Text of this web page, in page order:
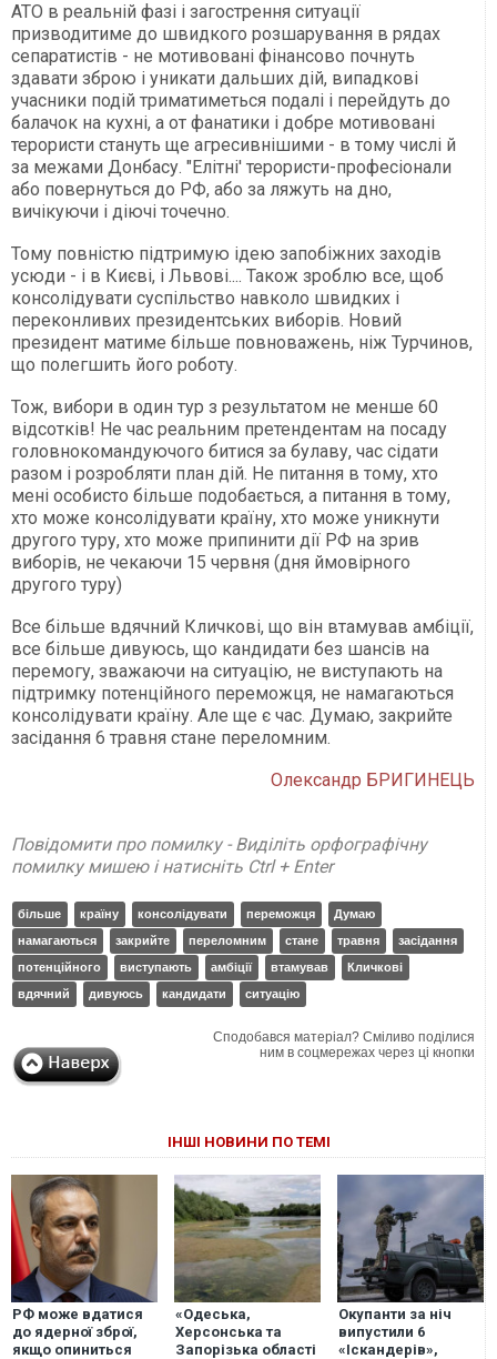
АТО в реальній фазі і загострення ситуації
призводитиме до швидкого розшарування в рядах
сепаратистів - не мотивовані фінансово почнуть
здавати зброю і уникати дальших дій, випадкові
учасники подій триматиметься подалі і перейдуть до
балачок на кухні, а от фанатики і добре мотивовані
терористи стануть ще агресивнішими - в тому числі й
за межами Донбасу. "Елітні' терористи-професіонали
або повернуться до РФ, або за ляжуть на дно,
вичікуючи і діючі точечно.
Тому повністю підтримую ідею запобіжних заходів
усюди - і в Києві, і Львові.... Також зроблю все, щоб
консолідувати суспільство навколо швидких і
переконливих президентських виборів. Новий
президент матиме більше повноважень, ніж Турчинов,
що полегшить його роботу.
Тож, вибори в один тур з результатом не менше 60
відсотків! Не час реальним претендентам на посаду
головнокомандуючого битися за булаву, час сідати
разом і розробляти план дій. Не питання в тому, хто
мені особисто більше подобається, а питання в тому,
хто може консолідувати країну, хто може уникнути
другого туру, хто може припинити дії РФ на зрив
виборів, не чекаючи 15 червня (дня ймовірного
другого туру)
Все більше вдячний Кличкові, що він втамував амбіції,
все більше дивуюсь, що кандидати без шансів на
перемогу, зважаючи на ситуацію, не виступають на
підтримку потенційного переможця, не намагаються
консолідувати країну. Але ще є час. Думаю, закрийте
засідання 6 травня стане переломним.
Олександр БРИГИНЕЦЬ
Повідомити про помилку - Виділіть орфографічну
помилку мишею і натисніть Ctrl + Enter
більше країну консолідувати переможця
Думаю
намагаються
закрийте переломним стане травня
засідання
потенційного
виступають амбіції втамував
Кличкові
вдячний
дивуюсь кандидати ситуацію
Сподобався матеріал? Сміливо поділися
ним в соцмережах через ці кнопки
ІНШІ НОВИНИ ПО ТЕМІ
РФ може вдатися
до ядерної зброї,
якщо опиниться
«Одеська,
Херсонська та
Запорізька області
Окупанти за ніч
випустили 6
«Іскандерів»,